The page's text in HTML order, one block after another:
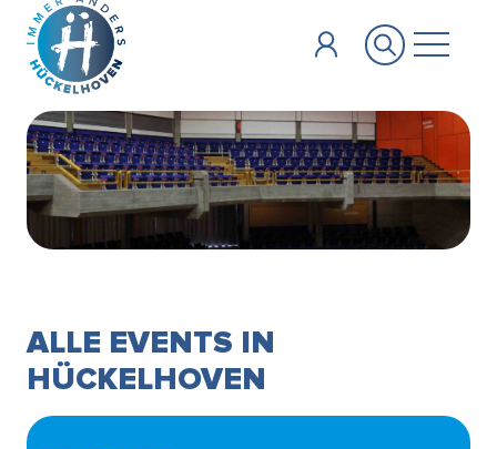
Zum Hauptinhalt springen
ALLE EVENTS IN
HÜCKELHOVEN